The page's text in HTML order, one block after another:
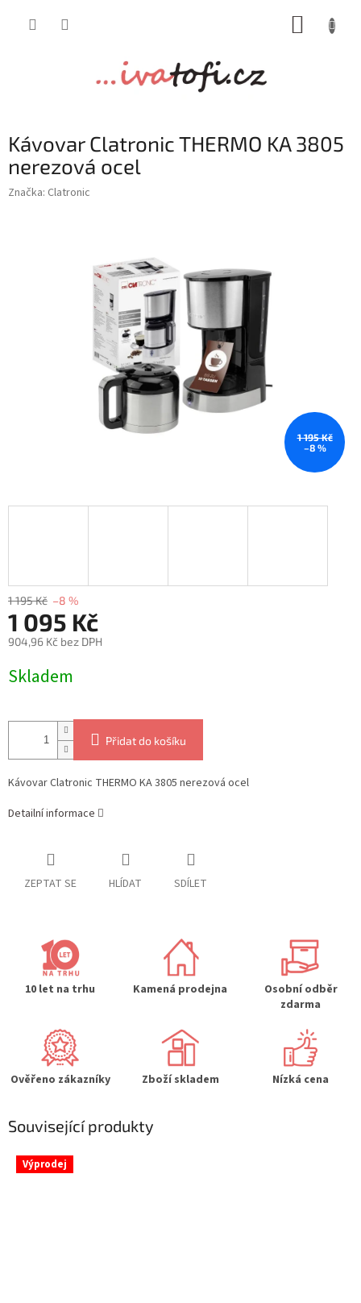
Kávovar Clatronic THERMO KA 3805
nerezová ocel
Značka: Clatronic
1 195 Kč
–8 %
1 195 Kč –8 %
1 095 Kč
904,96 Kč bez DPH
cena:
Skladem
Přidat do košíku
Kávovar Clatronic THERMO KA 3805 nerezová ocel
Detailní informace
ZEPTAT SE HLÍDAT SDÍLET
10 let na trhu Kamená prodejna
Osobní odběr
zdarma
Ověřeno zákazníky Zboží skladem Nízká cena
Související produkty
Výprodej